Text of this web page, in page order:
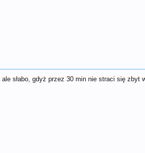
słabo, gdyż przez 30 min nie straci się zbyt